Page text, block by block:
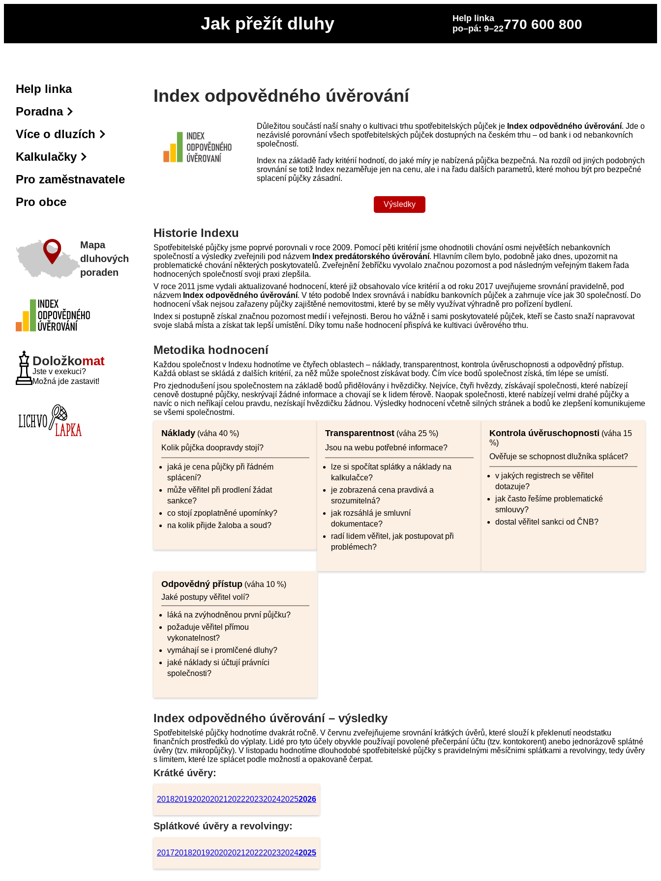
Jak přežít dluhy
Help linka
po–pá: 9–22770 600 800
Help linka
Poradna
Více o dluzích
Kalkulačky
Pro zaměstnavatele
Pro obce
Mapa
dluhových
poraden
Doložkomat
Jste v exekuci?
Možná jde zastavit!
Index odpovědného úvěrování
Důležitou součástí naší snahy o kultivaci trhu spotřebitelských půjček je Index odpovědného úvěrování. Jde o
nezávislé porovnání všech spotřebitelských půjček dostupných na českém trhu – od bank i od nebankovních
společností.
Index na základě řady kritérií hodnotí, do jaké míry je nabízená půjčka bezpečná. Na rozdíl od jiných podobných
srovnání se totiž Index nezaměřuje jen na cenu, ale i na řadu dalších parametrů, které mohou být pro bezpečné
splacení půjčky zásadní.
Výsledky
Historie Indexu
Spotřebitelské půjčky jsme poprvé porovnali v roce 2009. Pomocí pěti kritérií jsme ohodnotili chování osmi největších nebankovních
společností a výsledky zveřejnili pod názvem Index predátorského úvěrování. Hlavním cílem bylo, podobně jako dnes, upozornit na
problematické chování některých poskytovatelů. Zveřejnění žebříčku vyvolalo značnou pozornost a pod následným veřejným tlakem řada
hodnocených společností svoji praxi zlepšila.
V roce 2011 jsme vydali aktualizované hodnocení, které již obsahovalo více kritérií a od roku 2017 uvejňujeme srovnání pravidelně, pod
názvem Index odpovědného úvěrování. V této podobě Index srovnává i nabídku bankovních půjček a zahrnuje více jak 30 společností. Do
hodnocení však nejsou zařazeny půjčky zajištěné nemovitostmi, které by se měly využívat výhradně pro pořízení bydlení.
Index si postupně získal značnou pozornost medií i veřejnosti. Berou ho vážně i sami poskytovatelé půjček, kteří se často snaží napravovat
svoje slabá místa a získat tak lepší umístění. Díky tomu naše hodnocení přispívá ke kultivaci úvěrového trhu.
Metodika hodnocení
Každou společnost v Indexu hodnotíme ve čtyřech oblastech – náklady, transparentnost, kontrola úvěruschopnosti a odpovědný přístup.
Každá oblast se skládá z dalších kritérií, za něž může společnost získávat body. Čím více bodů společnost získá, tím lépe se umístí.
Pro zjednodušení jsou společnostem na základě bodů přidělovány i hvězdičky. Nejvíce, čtyři hvězdy, získávají společnosti, které nabízejí
cenově dostupné půjčky, neskrývají žádné informace a chovají se k lidem férově. Naopak společnosti, které nabízejí velmi drahé půjčky a
navíc o nich neříkají celou pravdu, nezískají hvězdičku žádnou. Výsledky hodnocení včetně silných stránek a bodů ke zlepšení komunikujeme
se všemi společnostmi.
Náklady (váha 40 %)
Kolik půjčka doopravdy stojí?
jaká je cena půjčky při řádném
splácení?
může věřitel při prodlení žádat
sankce?
co stojí zpoplatněné upomínky?
na kolik přijde žaloba a soud?
Transparentnost (váha 25 %)
Jsou na webu potřebné informace?
lze si spočítat splátky a náklady na
kalkulačce?
je zobrazená cena pravdivá a
srozumitelná?
jak rozsáhlá je smluvní
dokumentace?
radí lidem věřitel, jak postupovat při
problémech?
Kontrola úvěruschopnosti (váha 15
%)
Ověřuje se schopnost dlužníka splácet?
v jakých registrech se věřitel
dotazuje?
jak často řešíme problematické
smlouvy?
dostal věřitel sankci od ČNB?
Odpovědný přístup (váha 10 %)
Jaké postupy věřitel volí?
láká na zvýhodněnou první půjčku?
požaduje věřitel přímou
vykonatelnost?
vymáhají se i promlčené dluhy?
jaké náklady si účtují právníci
společnosti?
Index odpovědného úvěrování – výsledky
Spotřebitelské půjčky hodnotíme dvakrát ročně. V červnu zveřejňujeme srovnání krátkých úvěrů, které slouží k překlenutí neodstatku
finančních prostředků do výplaty. Lidé pro tyto účely obyvkle používají povolené přečerpání účtu (tzv. kontokorent) anebo jednorázově splátné
úvěry (tzv. mikropůjčky). V listopadu hodnotíme dlouhodobé spotřebitelské půjčky s pravidelnými měsíčnimi splátkami a revolvingy, tedy úvěry
s limitem, které lze splácet podle možností a opakovaně čerpat.
Krátké úvěry:
201820192020202120222023202420252026
Splátkové úvěry a revolvingy:
201720182019202020212022202320242025